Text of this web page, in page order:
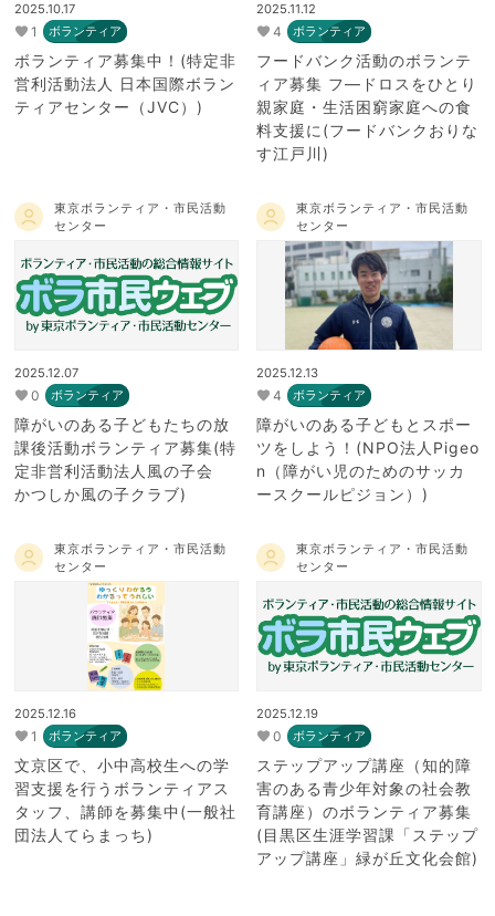
2025.10.17
1 ボランティア
ボランティア募集中！(特定非
営利活動法人 日本国際ボラン
ティアセンター（JVC）)
2025.11.12
4 ボランティア
フードバンク活動のボランテ
ィア募集 フ―ドロスをひとり
親家庭・生活困窮家庭への食
料支援に(フードバンクおりな
す江戸川)
東京ボランティア・市民活動
センター
2025.12.07
0 ボランティア
障がいのある子どもたちの放
課後活動ボランティア募集(特
定非営利活動法人風の子会
かつしか風の子クラブ)
東京ボランティア・市民活動
センター
2025.12.13
4 ボランティア
障がいのある子どもとスポー
ツをしよう！(NPO法人Pigeo
n（障がい児のためのサッカ
ースクールピジョン）)
東京ボランティア・市民活動
センター
2025.12.16
1 ボランティア
文京区で、小中高校生への学
習支援を行うボランティアス
タッフ、講師を募集中(一般社
団法人てらまっち)
東京ボランティア・市民活動
センター
2025.12.19
0 ボランティア
ステップアップ講座（知的障
害のある青少年対象の社会教
育講座）のボランティア募集
(目黒区生涯学習課「ステップ
アップ講座」緑が丘文化会館)